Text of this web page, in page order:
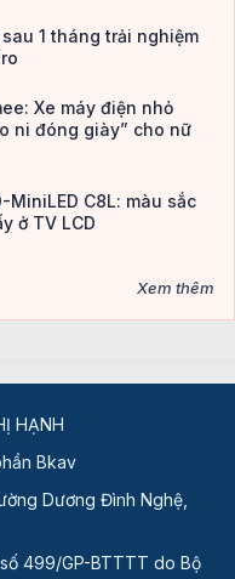
1 tháng trải nghiệm
Xe máy điện nhỏ
ni đóng giày” cho nữ
MiniLED C8L: màu sắc
ở TV LCD
Xem thêm
HẠNH
Bkav
Dương Đình Nghệ,
499/GP-BTTTT do Bộ